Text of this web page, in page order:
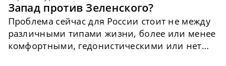
Запад против Зеленского?
Проблема сейчас для России стоит не между
различными типами жизни, более или менее
комфортными, гедонистическими или нет...